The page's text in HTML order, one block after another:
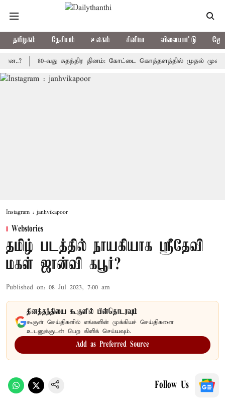
தமிழகம் தேசியம் உலகம் சினிமா விளையாட்டு
80-வது சுதந்திர தினம்: கோட்டை கொத்தளத்தில் முதல் முறையாக
Instagram : janhvikapoor
Webstories
தமிழ் படத்தில் நாயகியாக ஸ்ரீதேவி
மகள் ஜான்வி கபூர்?
Published on: 08 Jul 2023, 7:00 am
தினத்தந்தியை கூகுளில் பின்தொடரவும்
கூகுள் செய்திகளில் எங்களின் முக்கியச் செய்திகளை
உடனுக்குடன் பெற கிளிக் செய்யவும்.
Add as Preferred Source
Follow Us